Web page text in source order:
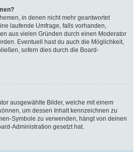
in denen nicht mehr geantwortet
laufende Umfrage, falls vorhanden,
aus vielen Gründen durch einen Moderator
Eventuell hast du auch die Möglichkeit,
sofern dies durch die Board-
ausgewählte Bilder, welche mit einem
um dessen Inhalt kennzeichnen zu
Symbole zu verwenden, hängt von deinen
Administration gesetzt hat.